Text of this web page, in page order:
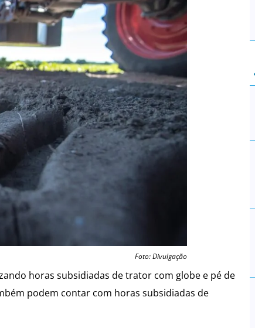
Foto: Divulgação
horas subsidiadas de trator com globe e pé de
podem contar com horas subsidiadas de